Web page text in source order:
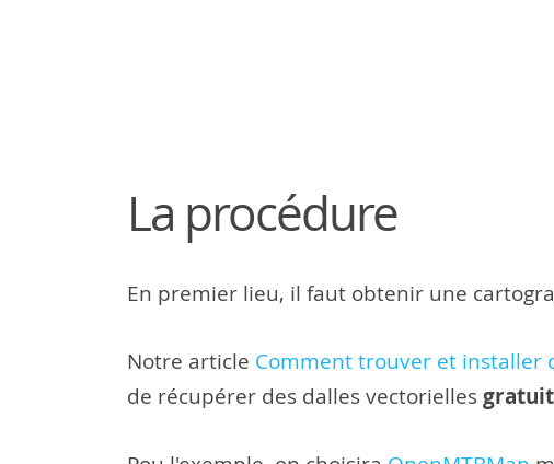
La procédure
En premier lieu, il faut obtenir une
Notre article Comment trouver et installer
de récupérer des dalles vectorielles